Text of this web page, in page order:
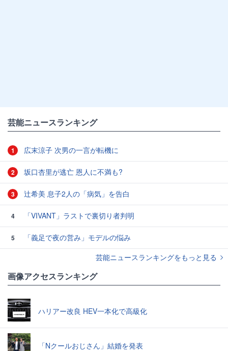
芸能ニュースランキング
1 広末涼子 次男の一言が転機に
2 坂口杏里が逃亡 恩人に不満も?
3 辻希美 息子2人の「病気」を告白
4 「VIVANT」ラストで裏切り者判明
5
「義足で夜の営み」モデルの悩み
芸能ニュースランキングをもっと見る
画像アクセスランキング
ハリアー改良 HEV一本化で高級化
「Nクールおじさん」結婚を発表